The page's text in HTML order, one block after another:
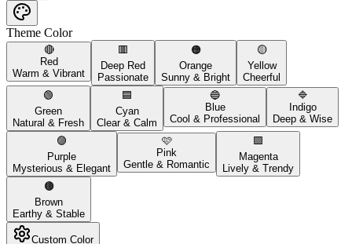
Theme Color
🔴
Red
Warm & Vibrant
🟥
Deep Red
Passionate
🟠
Orange
Sunny & Bright
🟡
Yellow
Cheerful
🟢
Green
Natural & Fresh
🟦
Cyan
Clear & Calm
🔵
Blue
Cool & Professional
🔷
Indigo
Deep & Wise
🟣
Purple
Mysterious & Elegant
🩷
Pink
Gentle & Romantic
🟪
Magenta
Lively & Trendy
🟤
Brown
Earthy & Stable
Custom Color